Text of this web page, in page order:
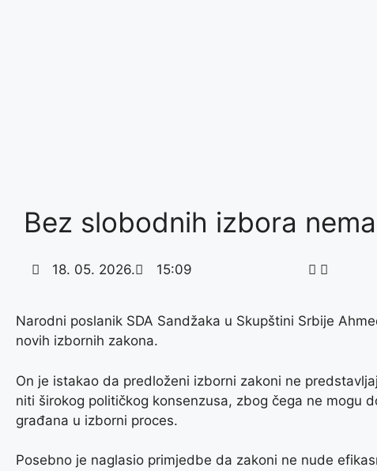
Bez slobodnih izbora
18. 05. 2026. 15:09
Narodni poslanik SDA Sandžaka u Skupštini Srbije
novih izbornih zakona.
On je istakao da predloženi izborni zakoni ne
niti širokog političkog konsenzusa, zbog čega ne mogu
građana u izborni proces.
Posebno je naglasio primjedbe da zakoni ne nude